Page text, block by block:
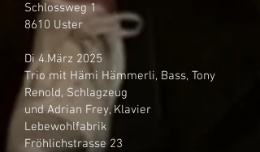
Schlossweg 1
8610 Uster
Di 4.März 2025
Trio mit Hämi Hämmerli, Bass, Tony
Renold, Schlagzeug
und Adrian Frey, Klavier
Lebewohlfabrik
Fröhlichstrasse 23